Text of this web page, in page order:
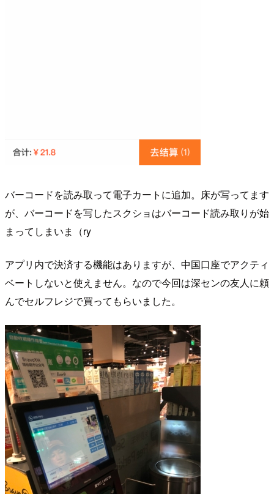
バーコードを読み取って電子カートに追加。床が写ってます
が、バーコードを写したスクショはバーコード読み取りが始
まってしまいま（ry
アプリ内で決済する機能はありますが、中国口座でアクティ
ベートしないと使えません。なので今回は深センの友人に頼
んでセルフレジで買ってもらいました。